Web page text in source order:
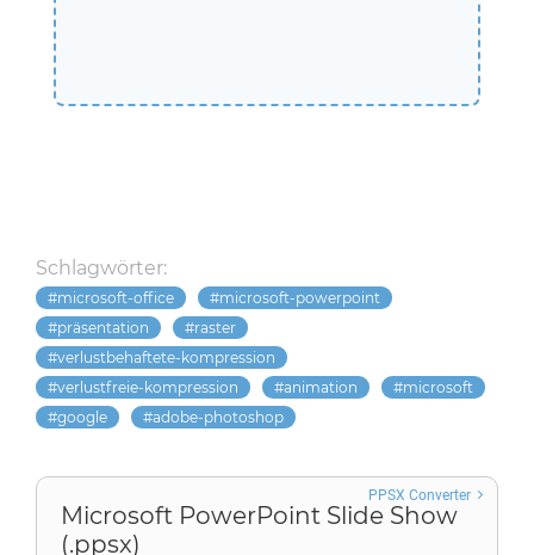
Schlagwörter:
microsoft-office
microsoft-powerpoint
präsentation
raster
verlustbehaftete-kompression
verlustfreie-kompression
animation
microsoft
google
adobe-photoshop
Microsoft PowerPoint Slide Show
(.ppsx)
PPSX Converter